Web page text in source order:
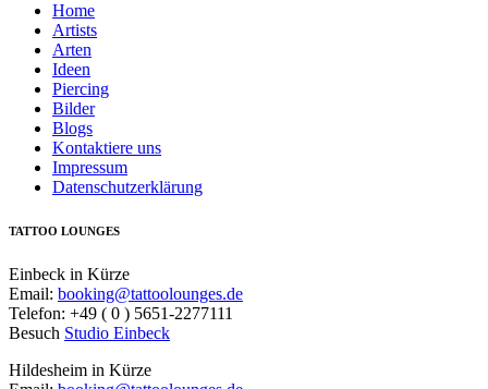
Home
Artists
Arten
Ideen
Piercing
Bilder
Blogs
Kontaktiere uns
Impressum
Datenschutzerklärung
TATTOO LOUNGES
Einbeck in Kürze
Email: booking@tattoolounges.de
Telefon: +49 ( 0 ) 5651-2277111
Besuch Studio Einbeck
Hildesheim in Kürze